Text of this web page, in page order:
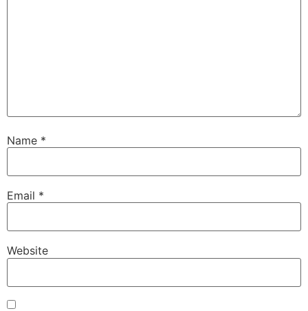
Name *
Email *
Website